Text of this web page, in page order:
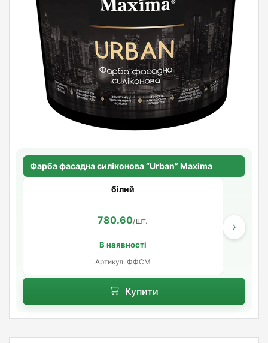
Фарба фасадна силіконова “Urban” Maxima
білий
780.60/шт.
В наявності
Артикул: ФФСМ
›
Купити